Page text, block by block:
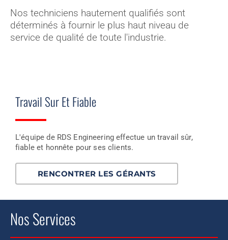
Nos techniciens hautement qualifiés sont
déterminés à fournir le plus haut niveau de
service de qualité de toute l'industrie.
Travail Sur Et Fiable
L'équipe de RDS Engineering effectue un travail sûr,
fiable et honnête pour ses clients.
RENCONTRER LES GÉRANTS
Nos Services